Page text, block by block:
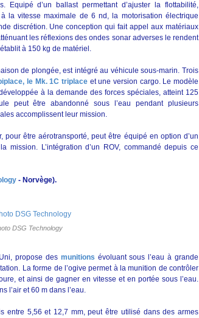
Equipé d’un ballast permettant d’ajuster la flottabilité,
la vitesse maximale de 6 nd, la motorisation électrique
discrétion. Une conception qui fait appel aux matériaux
les réflexions des ondes sonar adverses le rendent
à 150 kg de matériel.
de plongée, est intégré au véhicule sous-marin. Trois
le Mk. 1C triplaceet une version cargo. Le modèle
à la demande des forces spéciales, atteint 125
peut être abandonné sous l’eau pendant plusieurs
accomplissent leur mission.
pour être aérotransporté, peut être équipé en option d’un
mission. L’intégration d’un ROV, commandé depuis ce
- Norvège).
DSG Technology
propose des munitions évoluant sous l’eau à grande
La forme de l’ogive permet à la munition de contrôler
et ainsi de gagner en vitesse et en portée sous l’eau.
l’air et 60 m dans l’eau.
entre 5,56 et 12,7 mm, peut être utilisé dans des armes